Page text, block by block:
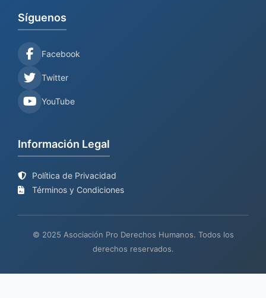
Síguenos
Facebook
Twitter
YouTube
Información Legal
Política de Privacidad
Términos y Condiciones
© 2025 Asociación Pro Derechos Humanos. Todos los
derechos reservados.